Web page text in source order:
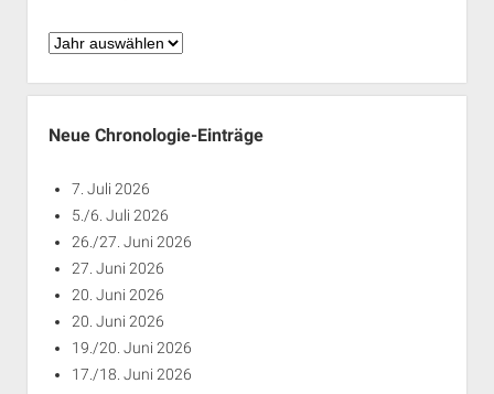
Chronologie
Jahren
Neue Chronologie-Einträge
7. Juli 2026
5./6. Juli 2026
26./27. Juni 2026
27. Juni 2026
20. Juni 2026
20. Juni 2026
19./20. Juni 2026
17./18. Juni 2026